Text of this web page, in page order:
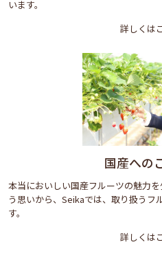
います。
詳しくは
国産への
本当においしい国産フルーツの魅力
う思いから、Seikaでは、取り扱うフ
す。
詳しくは